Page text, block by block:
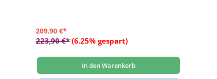
209,90 €*
223,90 €* (6.25% gespart)
In den Warenkorb